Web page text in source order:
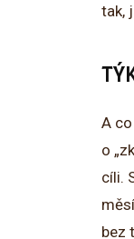
tak,
A
o
cíli.
bez